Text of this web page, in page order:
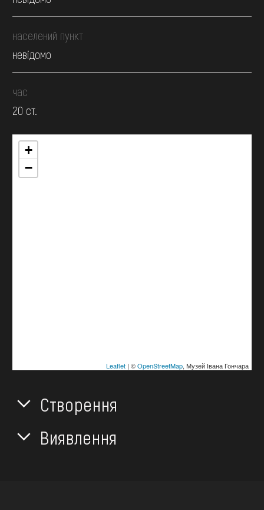
населений пункт
невідомо
час
20 ст.
+
−
Leaflet| ©OpenStreetMap, Музей Івана Гончара
Створення
Виявлення